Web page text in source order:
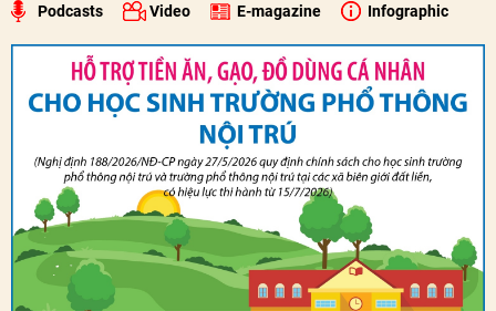
Podcasts Video E-magazine Infographic